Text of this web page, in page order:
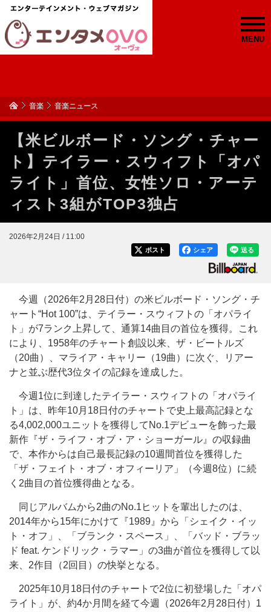
MENU
音楽 音楽ニュース
【米ビルボード・ソング・チャー
ト】テイラー・スウィフト「オパ
ライト」首位、女性ソロ・アーテ
ィスト3組がTOP3独占
2026年2月24日 / 11:00
送る
シェア
ポスト
今週（2026年2月28日付）の米ビルボード・ソング・チ
ャート“Hot 100”は、テイラー・スウィフトの「オパライ
ト」が7ランク上昇して、通算14曲目の首位を獲得。これ
により、1958年のチャート創設以来、ザ・ビートルズ
（20曲）、マライア・キャリー（19曲）に次ぐ、リアー
ナと並ぶ歴代3位タイの記録を達成した。
今週1位に到達したテイラー・スウィフトの「オパライ
ト」は、昨年10月18日付のチャートで史上最高記録とな
る4,002,000ユニットを獲得してNo.1デビューを飾った最
新作『ザ・ライフ・オブ・ア・ショーガール』の収録曲
で、本作からは自己最長記録の10週間首位を獲得した
「ザ・フェイト・オブ・オフィーリア」（今週8位）に続
く2曲目の首位獲得曲となる。
同じアルバムから2曲のNo.1ヒットを輩出したのは、
2014年から15年にかけて『1989』から「シェイク・イッ
ト・オフ」、「ブランク・スペース」、「バッド・ブラッ
ド feat. ケンドリック・ラマー」の3曲が首位を獲得して以
来、2作目（2回目）の快挙となる。
2025年10月18日付のチャートで2位に初登場した「オパ
ライト」が、約4か月間を経て今週（2026年2月28日付）1